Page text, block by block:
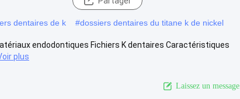
dentaires de k #dossiers dentaires du titane k de nickel
endodontiques Fichiers K dentaires Caractéristiques
plus
Laissez un message.